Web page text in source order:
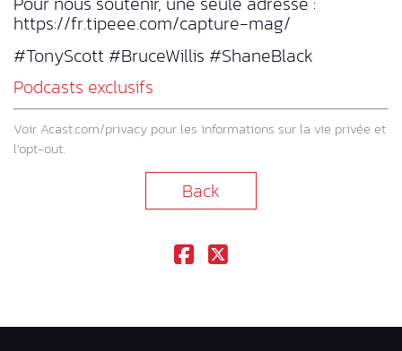
https://fr.tipeee.com/capture-mag/
#TonyScott #BruceWillis #ShaneBlack
Podcasts exclusifs
Voir Acast.com/privacy pour les informations sur la vie privée et
l’opt-out.
Back